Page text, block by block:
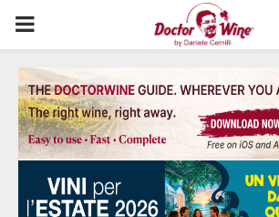
PRIMARY
MENU